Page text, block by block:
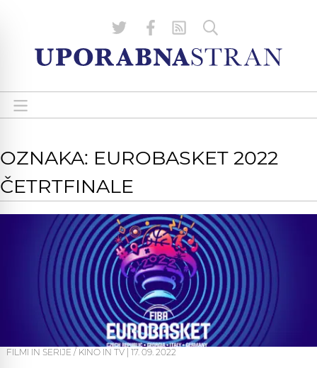
OZNAKA: EUROBASKET 2022
ČETRTFINALE
FILMI IN SERIJE / KINO IN TV 17. 09. 2022